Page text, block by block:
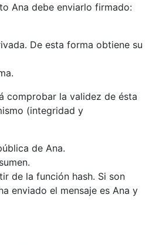
Ana debe enviarlo firmado:
De esta forma obtiene su
comprobar la validez de ésta
(integridad y
de Ana.
de la función hash. Si son
enviado el mensaje es Ana y